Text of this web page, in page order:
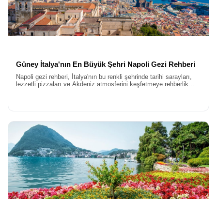
güvenli ve konforlu bir tatil vaat ediyor.
Uçaklı İtalya Turu
Konforlu bir başlangıç, güzel bir seyahatin anahtarıdır. Bu yüzden
konseptimiz sayesinde, İstanbul’dan İtalya’ya en hızlı ve
rahat şekilde ulaşıyorsunuz. Otobüs yolculuklarının yoruculuğunu
sadece şehirler arası kısa ve keyifli transferlere indirgiyor,
enerjinizi yollarda değil, gezilecek muhteşem meydanlarda
kalitemiz, dönüş uçağına binene kadar kesintisiz devam ediyor.
esnasında ekstra tur adı altında ilave ücretler talep etmiyoruz.
Ekstra Turlar dahil İtalya
kavramını, tüm ekstra turlar fiyata dahil
prensibiyle yeniden tanımlıyoruz. Como Gölü’ne gitmek için Pisa
Kulesi’ni görmek için veya Venedik’te vaporettoya binmek için
otobüste elini cebine atan gezginler görmek istemiyoruz. Bizim
felsefemizde, gidilen coğrafyanın görülmesi gereken her noktası,
paketin doğal bir parçasıdır ve misafirlerimiz bütçelerini henüz
yola çıkmadan net bir şekilde bilirler.
Güney İtalya'nın En Büyük Şehri Napoli Gezi Rehberi
Napoli gezi rehberi, İtalya'nın bu renkli şehrinde tarihi sarayları,
lezzetli pizzaları ve Akdeniz atmosferini keşfetmeye rehberlik